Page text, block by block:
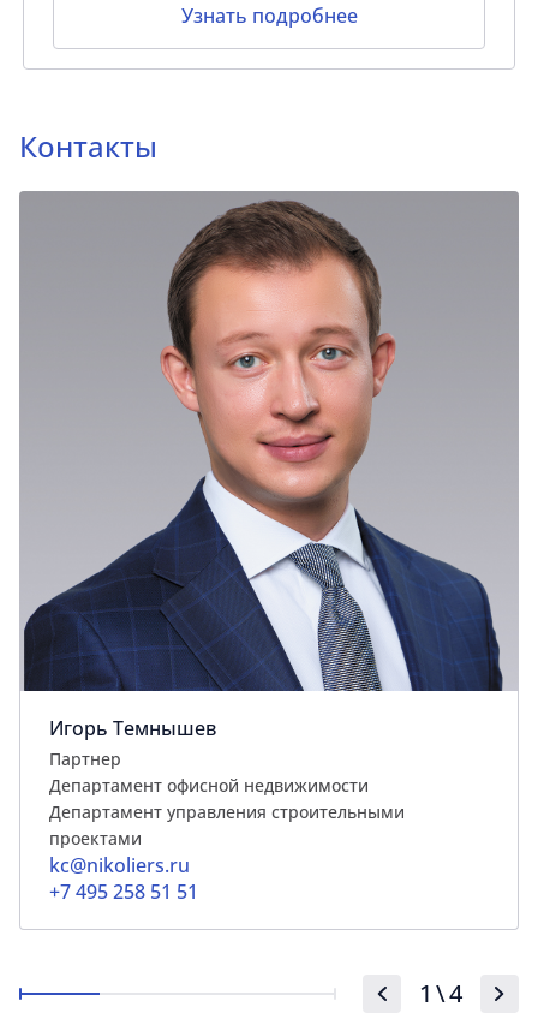
Узнать подробнее
Контакты
Игорь Темнышев
Партнер
Департамент офисной недвижимости
Департамент управления строительными
проектами
kc@nikoliers.ru
+7 495 258 51 51
1 \4